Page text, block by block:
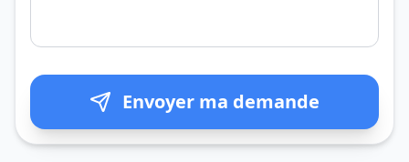
Envoyer ma demande